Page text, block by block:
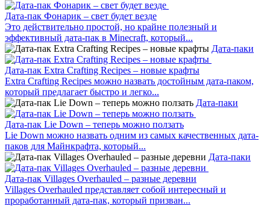
Дата-пак Фонарик – свет будет везде
Это действительно простой, но крайне полезный и
эффективный дата-пак в Minecraft, который...
Дата-паки
Дата-пак Extra Crafting Recipes – новые крафты
Extra Crafting Recipes можно назвать достойным дата-паком,
который предлагает быстро и легко...
Дата-паки
Дата-пак Lie Down – теперь можно ползать
Lie Down можно назвать одним из самых качественных дата-
паков для Майнкрафта, который...
Дата-паки
Дата-пак Villages Overhauled – разные деревни
Villages Overhauled представляет собой интересный и
проработанный дата-пак, который призван...